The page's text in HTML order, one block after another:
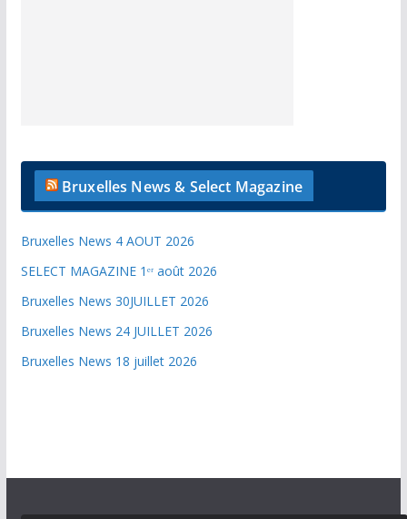
Bruxelles News & Select Magazine
Bruxelles News 4 AOUT 2026
SELECT MAGAZINE 1ᵉʳ août 2026
Bruxelles News 30JUILLET 2026
Bruxelles News 24 JUILLET 2026
Bruxelles News 18 juillet 2026